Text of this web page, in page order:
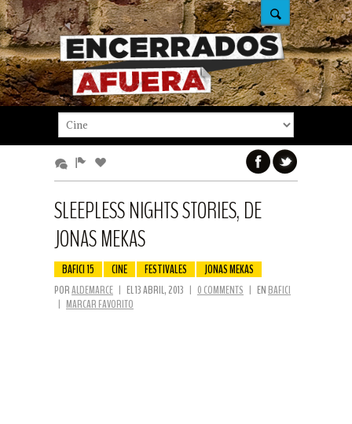
SLEEPLESS NIGHTS STORIES, DE
JONAS MEKAS
BAFICI 15 CINE FESTIVALES JONAS MEKAS
PORALDEMARCE | EL 13 ABRIL, 2013 | 0 COMMENTS | EN BAFICI
| MARCAR FAVORITO